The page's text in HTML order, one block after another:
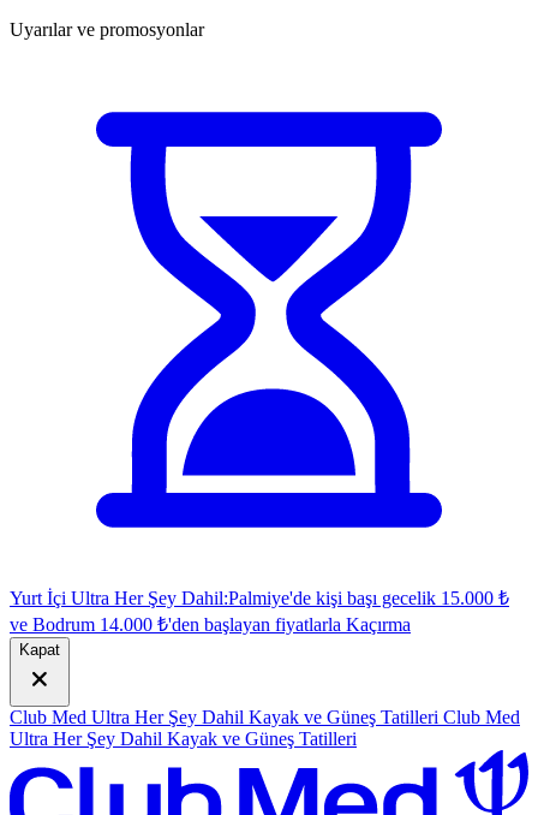
Uyarılar ve promosyonlar
Yurt İçi Ultra Her Şey Dahil:Palmiye'de kişi başı gecelik 15.000 ₺
ve Bodrum 14.000 ₺'den başlayan fiyatlarla Kaçırma
Kapat
Club Med Ultra Her Şey Dahil Kayak ve Güneş Tatilleri Club Med
Ultra Her Şey Dahil Kayak ve Güneş Tatilleri